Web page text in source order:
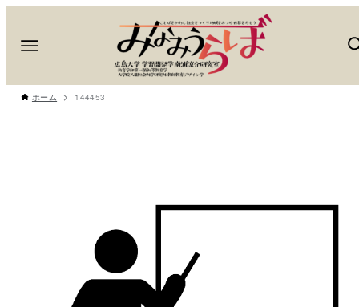
ホーム 144453